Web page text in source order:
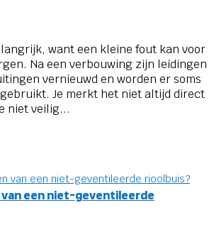
want een kleine fout kan voor
Na een verbouwing zijn leidingen
vernieuwd en worden er soms
Je merkt het niet altijd direct
niet veilig...
van een niet-geventileerde